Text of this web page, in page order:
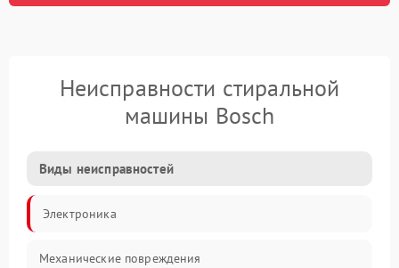
Неисправности стиральной
машины Bosch
Виды неисправностей
Электроника
Механические повреждения